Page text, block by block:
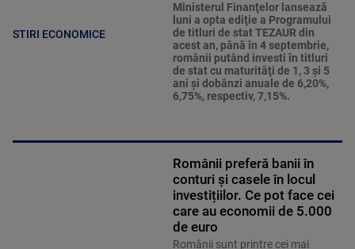
STIRI ECONOMICE
Ministerul Finanţelor lansează
luni a opta ediţie a Programului
de titluri de stat TEZAUR din
acest an, până în 4 septembrie,
românii putând investi în titluri
de stat cu maturităţi de 1, 3 şi 5
ani şi dobânzi anuale de 6,20%,
6,75%, respectiv, 7,15%.
Românii preferă banii în
conturi și casele în locul
investițiilor. Ce pot face cei
care au economii de 5.000
de euro
Românii sunt printre cei mai